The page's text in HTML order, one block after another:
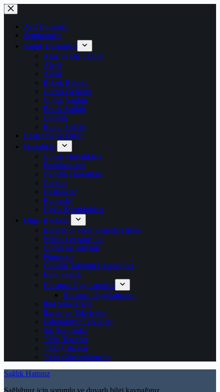
Skip
to
contentAcil Durumlar
Semptomlar
Sağlık Durumları
Ağız ve Diş Sağlığı
Alerji
Aşılar
Bebek Bakımı
Çocuk Gelişimi
Çocuk Sağlığı
Erkek Sağlığı
Gebelik
Kadın Sağlığı
Beslenme ve Diyet
Hastalıklar
Çocuk Hastalıkları
Endokrinoloji
Genetik Hastalıklar
Geriatri
Hastalıklar
Kanserler
Uyku Bozuklukları
Diğer Başlıklar
Besinlerin kalori değerleri listesi
Nöbetçi eczane bul
Çocuk aşı takvimi
Fitoterapi
Gebelik Takvimi Hesaplayıcı
Halk Sağlığı
Hacamat Uygulamaları
Hacamat Uygulamaları
İbni Sina Arşivi
İlaçlar ve Takviyeler
Laboratuvar Tetkikleri
Sık Sorulanlar
Tıbbi Terimler
Tıbbi Cihazlar
Tıbbi Görüntülemeler
Sağlık Hattınız
Sağlığınız için sorumlu ve duyarlı bilgi kaynağınız